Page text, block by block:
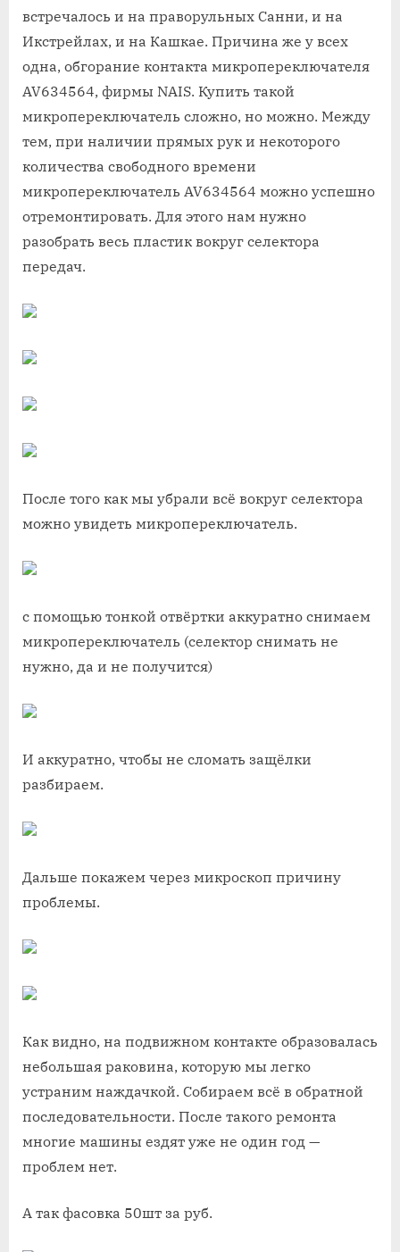
встречалось и на праворульных Санни, и на
Икстрейлах, и на Кашкае. Причина же у всех
одна, обгорание контакта микропереключателя
AV634564, фирмы NAIS. Купить такой
микропереключатель сложно, но можно. Между
тем, при наличии прямых рук и некоторого
количества свободного времени
микропереключатель AV634564 можно успешно
отремонтировать. Для этого нам нужно
разобрать весь пластик вокруг селектора
передач.
После того как мы убрали всё вокруг селектора
можно увидеть микропереключатель.
с помощью тонкой отвёртки аккуратно снимаем
микропереключатель (селектор снимать не
нужно, да и не получится)
И аккуратно, чтобы не сломать защёлки
разбираем.
Дальше покажем через микроскоп причину
проблемы.
Как видно, на подвижном контакте образовалась
небольшая раковина, которую мы легко
устраним наждачкой. Собираем всё в обратной
последовательности. После такого ремонта
многие машины ездят уже не один год —
проблем нет.
А так фасовка 50шт за руб.